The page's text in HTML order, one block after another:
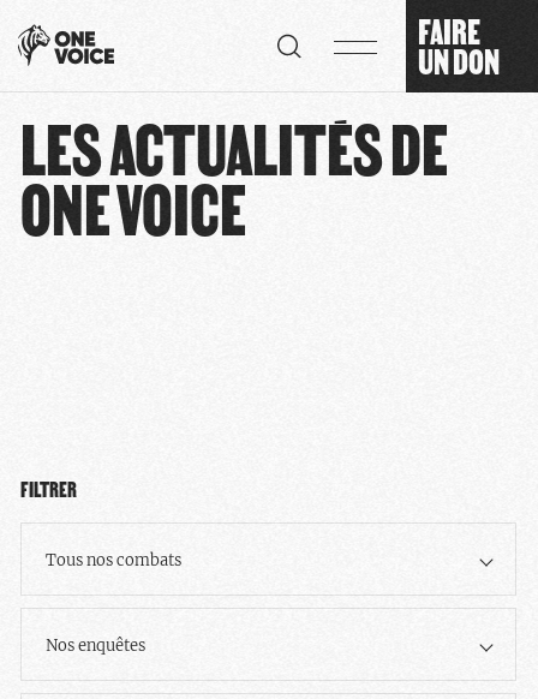
FAIRE
UN DON
LES ACTUALITÉS DE
ONE VOICE
FILTRER
Tous nos combats
Nos enquêtes